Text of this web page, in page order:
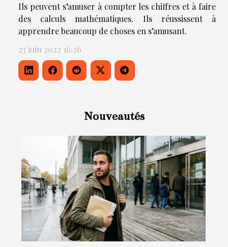
Nouveautés
Ils peuvent s’amuser à compter les chiffres et à faire
des calculs mathématiques. Ils réussissent à
apprendre beaucoup de choses en s’amusant.
23 juin 2022 16:26